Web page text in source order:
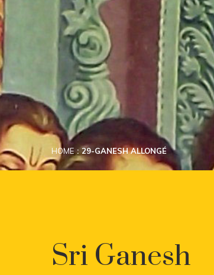
HOME 29-GANESH ALLONGÉ
Sri Ganesh